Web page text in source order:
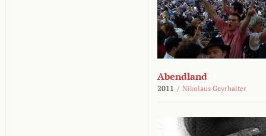
Abendland
2011 / Nikolaus Geyrhalter